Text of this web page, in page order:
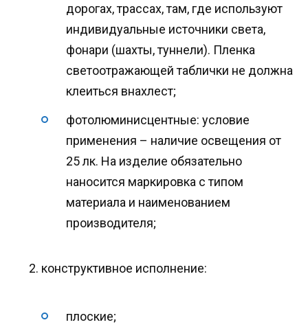
дорогах, трассах, там, где используют
индивидуальные источники света,
фонари (шахты, туннели). Пленка
светоотражающей таблички не должна
клеиться внахлест;
фотолюминисцентные: условие
применения – наличие освещения от
25 лк. На изделие обязательно
наносится маркировка с типом
материала и наименованием
производителя;
конструктивное исполнение:
плоские;